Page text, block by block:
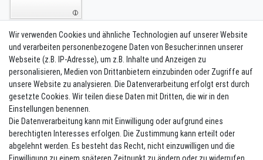
Unternehmen
Kontakt
Datenschutzerklärung
AGB
Impressum
Batterieentsorgung
Wir verwenden Cookies und ähnliche Technologien auf unserer Website
und verarbeiten personenbezogene Daten von Besucher:innen unserer
Webseite (z.B. IP-Adresse), um z.B. Inhalte und Anzeigen zu
personalisieren, Medien von Drittanbietern einzubinden oder Zugriffe auf
unsere Website zu analysieren. Die Datenverarbeitung erfolgt erst durch
gesetzte Cookies. Wir teilen diese Daten mit Dritten, die wir in den
Einstellungen benennen.
Die Datenverarbeitung kann mit Einwilligung oder aufgrund eines
berechtigten Interesses erfolgen. Die Zustimmung kann erteilt oder
abgelehnt werden. Es besteht das Recht, nicht einzuwilligen und die